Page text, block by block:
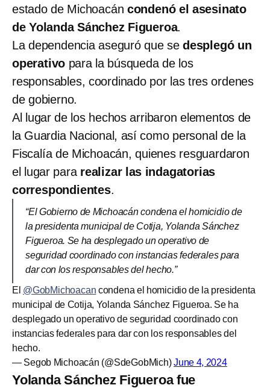
estado de Michoacán condenó el asesinato
de Yolanda Sánchez Figueroa.
La dependencia aseguró que se desplegó un
operativo para la búsqueda de los
responsables, coordinado por las tres ordenes
de gobierno.
Al lugar de los hechos arribaron elementos de
la Guardia Nacional, así como personal de la
Fiscalía de Michoacán, quienes resguardaron
el lugar para realizar las indagatorias
correspondientes.
“El Gobierno de Michoacán condena el homicidio de
la presidenta municipal de Cotija, Yolanda Sánchez
Figueroa. Se ha desplegado un operativo de
seguridad coordinado con instancias federales para
dar con los responsables del hecho.”
El @GobMichoacan condena el homicidio de la presidenta
municipal de Cotija, Yolanda Sánchez Figueroa. Se ha
desplegado un operativo de seguridad coordinado con
instancias federales para dar con los responsables del
hecho.
— Segob Michoacán (@SdeGobMich)June 4, 2024
Yolanda Sánchez Figueroa fue